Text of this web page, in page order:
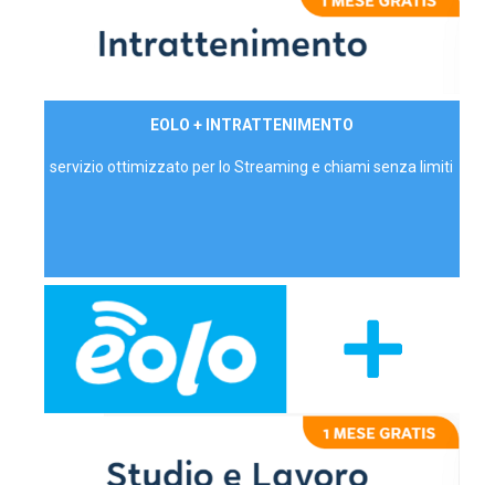
EOLO + INTRATTENIMENTO
servizio ottimizzato per lo Streaming e chiami senza limiti